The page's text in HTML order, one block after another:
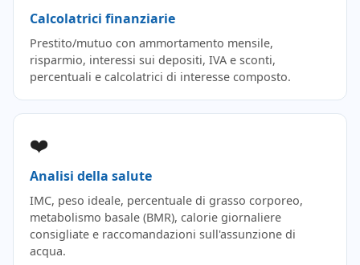
Calcolatrici finanziarie
Prestito/mutuo con ammortamento mensile,
risparmio, interessi sui depositi, IVA e sconti,
percentuali e calcolatrici di interesse composto.
❤️
Analisi della salute
IMC, peso ideale, percentuale di grasso corporeo,
metabolismo basale (BMR), calorie giornaliere
consigliate e raccomandazioni sull'assunzione di
acqua.